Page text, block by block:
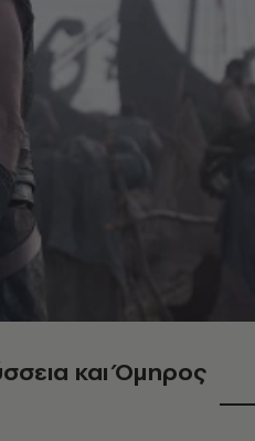
και Όμηρος